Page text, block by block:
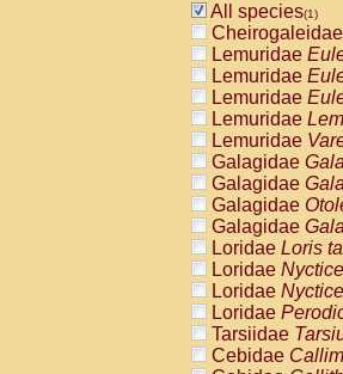
All species(1)
Cheirogaleidae
Lemuridae
Lemuridae
Lemuridae
Lemuridae
Lemuridae
Galagidae
Galagidae
Galagidae
Galagidae
Loridae Loris
Loridae
Loridae
Loridae
Tarsiidae
Cebidae